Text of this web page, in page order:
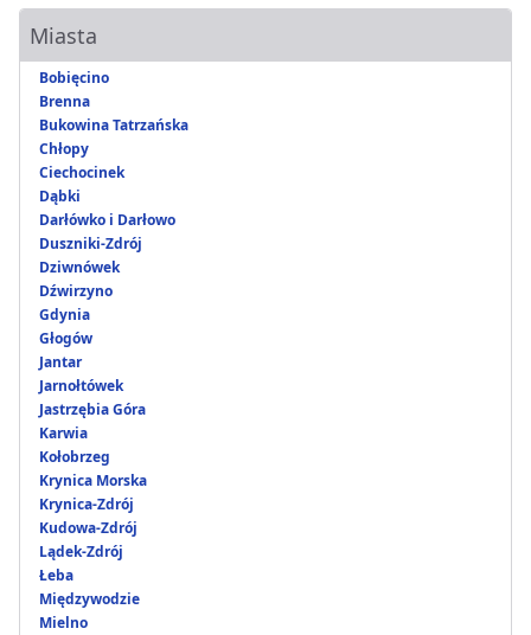
Miasta
Bobięcino
Brenna
Bukowina Tatrzańska
Chłopy
Ciechocinek
Dąbki
Darłówko i Darłowo
Duszniki-Zdrój
Dziwnówek
Dźwirzyno
Gdynia
Głogów
Jantar
Jarnołtówek
Jastrzębia Góra
Karwia
Kołobrzeg
Krynica Morska
Krynica-Zdrój
Kudowa-Zdrój
Lądek-Zdrój
Łeba
Międzywodzie
Mielno